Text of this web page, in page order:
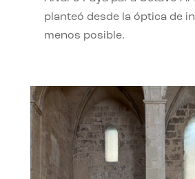
planteó desde la óptica de
menos posible.